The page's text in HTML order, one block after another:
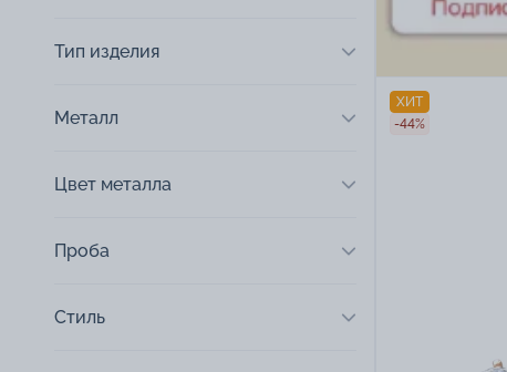
Тип изделия
Металл
Цвет металла
Проба
Стиль
ХИТ
-44%